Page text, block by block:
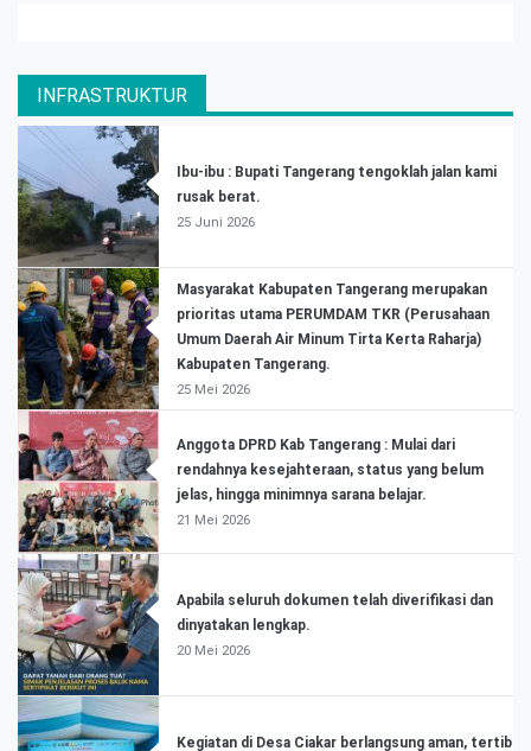
INFRASTRUKTUR
Ibu-ibu : Bupati Tangerang tengoklah jalan kami
rusak berat.
25 Juni 2026
Masyarakat Kabupaten Tangerang merupakan
prioritas utama PERUMDAM TKR (Perusahaan
Umum Daerah Air Minum Tirta Kerta Raharja)
Kabupaten Tangerang.
25 Mei 2026
Anggota DPRD Kab Tangerang : Mulai dari
rendahnya kesejahteraan, status yang belum
jelas, hingga minimnya sarana belajar.
21 Mei 2026
Apabila seluruh dokumen telah diverifikasi dan
dinyatakan lengkap.
20 Mei 2026
Kegiatan di Desa Ciakar berlangsung aman, tertib